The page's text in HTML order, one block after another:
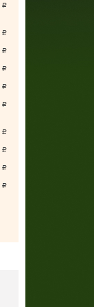
руб.
руб.
руб.
руб.
руб.
руб.
руб.
руб.
руб.
руб.